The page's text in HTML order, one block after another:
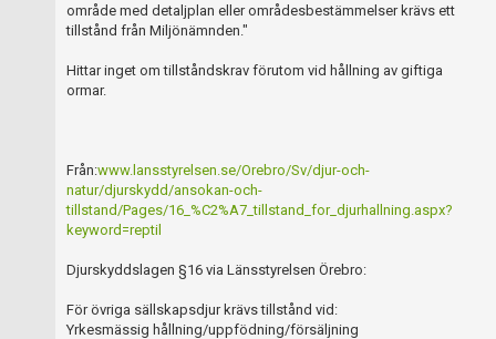
område med detaljplan eller områdesbestämmelser krävs ett
tillstånd från Miljönämnden."
Hittar inget om tillståndskrav förutom vid hållning av giftiga
ormar.
Från:www.lansstyrelsen.se/Orebro/Sv/djur-och-
natur/djurskydd/ansokan-och-
tillstand/Pages/16_%C2%A7_tillstand_for_djurhallning.aspx?
keyword=reptil
Djurskyddslagen §16 via Länsstyrelsen Örebro:
För övriga sällskapsdjur krävs tillstånd vid:
Yrkesmässig hållning/uppfödning/försäljning